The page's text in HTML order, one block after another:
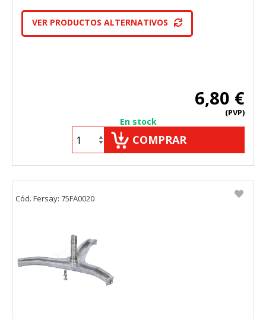
VER PRODUCTOS ALTERNATIVOS
6,80 €
(PVP)
En stock
COMPRAR
Cód. Fersay: 75FA0020